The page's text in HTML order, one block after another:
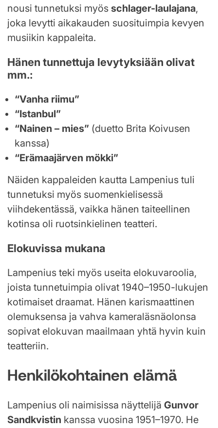
nousi tunnetuksi myös schlager-laulajana,
joka levytti aikakauden suosituimpia kevyen
musiikin kappaleita.
Hänen tunnettuja levytyksiään olivat
mm.:
“Vanha riimu”
“Istanbul”
“Nainen – mies” (duetto Brita Koivusen
kanssa)
“Erämaajärven mökki”
Näiden kappaleiden kautta Lampenius tuli
tunnetuksi myös suomenkielisessä
viihdekentässä, vaikka hänen taiteellinen
kotinsa oli ruotsinkielinen teatteri.
Elokuvissa mukana
Lampenius teki myös useita elokuvaroolia,
joista tunnetuimpia olivat 1940–1950-lukujen
kotimaiset draamat. Hänen karismaattinen
olemuksensa ja vahva kameraläsnäolonsa
sopivat elokuvan maailmaan yhtä hyvin kuin
teatteriin.
Henkilökohtainen elämä
Lampenius oli naimisissa näyttelijä Gunvor
Sandkvistin kanssa vuosina 1951–1970. He